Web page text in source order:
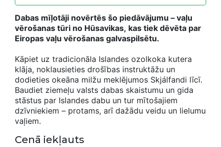
Dabas mīļotāji novērtēs šo piedāvājumu – vaļu
vērošanas tūri no Hūsavikas, kas tiek dēvēta par
Eiropas vaļu vērošanas galvaspilsētu.
Kāpiet uz tradicionāla Islandes ozolkoka kutera
klāja, noklausieties drošības instruktāžu un
dodieties okeāna milžu meklējumos Skjálfandi līcī.
Baudiet ziemeļu valsts dabas skaistumu un gida
stāstus par Islandes dabu un tur mītošajiem
dzīvniekiem – protams, arī dažādu veidu un lielumu
vaļiem.
Cenā iekļauts